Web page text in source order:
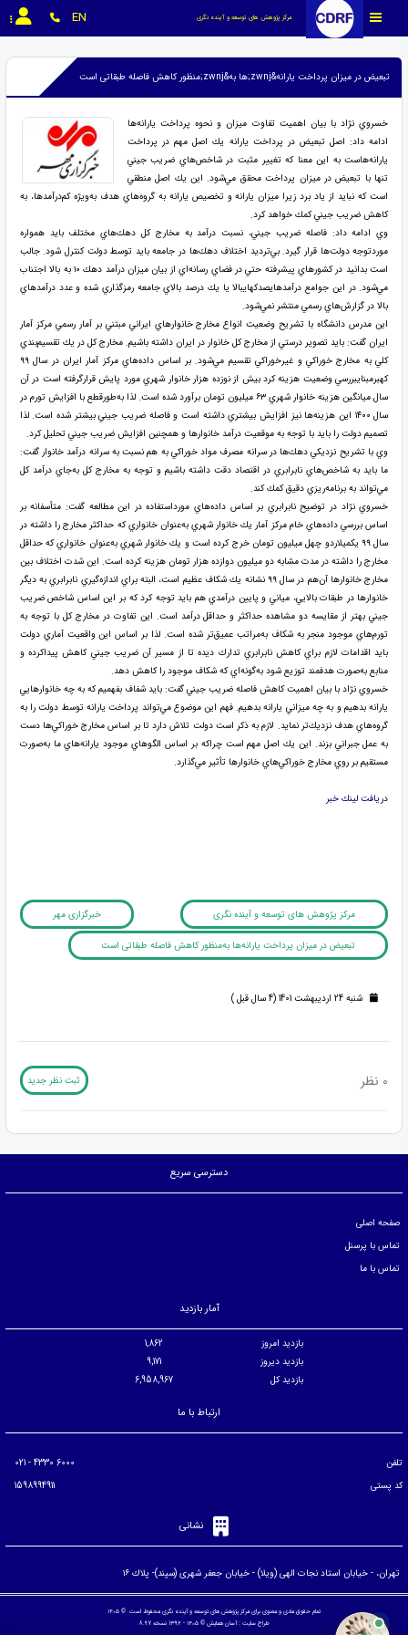
مرکز پژوهش های توسعه و آینده نگری EN
تبعیض در میزان پرداخت یارانه&zwnj;ها به&zwnj;منظور کاهش فاصله طبقاتی است
خسروي نژاد با بيان اهميت تفاوت ميزان و نحوه پرداخت يارانه‌ها
ادامه داد: اصل تبعيض در پرداخت يارانه يك اصل مهم در پرداخت
يارانه‌هاست به اين معنا كه تغيير مثبت در شاخص‌هاي ضريب جيني
تنها با تبعيض در ميزان پرداخت محقق مي‌شود. اين يك اصل منطقي
است كه نبايد از ياد برد زيرا ميزان يارانه و تخصيص يارانه به گروه‌هاي هدف به‌ويژه كم‌درآمدها، به
كاهش ضريب جيني كمك خواهد كرد.
وي ادامه داد: فاصله ضريب جيني، نسبت درآمد به مخارج كل دهك‌هاي مختلف بايد همواره
موردتوجه دولت‌ها قرار گيرد. بي‌ترديد اختلاف دهك‌ها در جامعه بايد توسط دولت كنترل شود. جالب
است بدانيد در كشورهاي پيشرفته حتي در فضاي رسانه‌اي از بيان ميزان درآمد دهك ۱۰ به بالا اجتناب
مي‌شود. در اين جوامع درآمدهايصدكهايبالا يا يك درصد بالاي جامعه رمزگذاري شده و عدد درآمدهاي
بالا در گزارش‌هاي رسمي منتشر نمي‌شود.
اين مدرس دانشگاه با تشريح وضعيت انواع مخارج خانوارهاي ايراني مبتني بر آمار رسمي مركز آمار
ايران گفت: بايد تصوير درستي از مخارج كل خانوار در ايران داشته باشيم. مخارج كل در يك تقسيم‌بندي
كلي به مخارج خوراكي و غيرخوراكي تقسيم مي‌شود. بر اساس داده‌هاي مركز آمار ايران در سال ۹۹
كهبرمبنايبررسي وضعيت هزينه كرد بيش از نوزده هزار خانوار شهري مورد پايش قرارگرفته است در آن
سال ميانگين هزينه خانوار شهري ۶۳ ميليون تومان برآورد شده است. لذا به‌طورقطع با افزايش تورم در
سال ۱۴۰۰ اين هزينه‌ها نيز افزايش بيشتري داشته است و فاصله ضريب جيني بيشتر شده است. لذا
تصميم دولت را بايد با توجه به موقعيت درآمد خانوارها و همچنين افزايش ضريب جيني تحليل كرد.
وي با تشريح نزديكي دهك‌ها در سرانه مصرف مواد خوراكي به هم نسبت به سرانه درآمد خانوار گفت:
ما بايد به شاخص‌هاي نابرابري در اقتصاد دقت داشته باشيم و توجه به مخارج كل به‌جاي درآمد كل
مي‌تواند به برنامه‌ريزي دقيق كمك كند.
خسروي نژاد در توضيح نابرابري بر اساس داده‌هاي مورداستفاده در اين مطالعه گفت: متأسفانه بر
اساس بررسي داده‌هاي خام مركز آمار يك خانوار شهري به‌عنوان خانواري كه حداكثر مخارج را داشته در
سال ۹۹ يكميلاردو چهل ميليون تومان خرج كرده است و يك خانوار شهري به‌عنوان خانواري كه حداقل
مخارج را داشته در مدت مشابه دو ميليون دوازده هزار تومان هزينه كرده است. اين شدت اختلاف بين
مخارج خانوارها آن‌هم در سال ۹۹ نشانه يك شكاف عظيم است، البته براي اندازه‌گيري نابرابري به ديگر
خانوارها در طبقات بالايي، مياني و پايين درآمدي هم بايد توجه كرد كه بر اين اساس شاخص ضريب
جيني بهتر از مقايسه دو مشاهده حداكثر و حداقل درآمد است. اين تفاوت در مخارج كل با توجه به
تورم‌هاي موجود منجر به شكاف به‌مراتب عميق‌تر شده است. لذا بر اساس اين واقعيت آماري دولت
بايد اقدامات لازم براي كاهش نابرابري تدارك ديده تا از مسير آن ضريب جيني كاهش پيداكرده و
منابع به‌صورت هدفمند توزيع شود به‌گونه‌اي كه شكاف موجود را كاهش دهد.
خسروي نژاد با بيان اهميت كاهش فاصله ضريب جيني گفت: بايد شفاف بفهميم كه به چه خانوارهايي
يارانه بدهيم و به چه ميزاني يارانه بدهيم. فهم اين موضوع مي‌تواند پرداخت يارانه توسط دولت را به
گروه‌هاي هدف نزديك‌تر نمايد. لازم به ذكر است دولت تلاش دارد تا بر اساس مخارج خوراكي‌ها دست
به عمل جبراني بزند. اين يك اصل مهم است چراكه بر اساس الگوهاي موجود يارانه‌هاي ما به‌صورت
مستقيم بر روي مخارج خوراكي‌هاي خانوارها تأثير مي‌گذارد.
دريافت لينك خبر
مرکز پژوهش های توسعه و آینده نگری خبرگزاری مهر
تبعیض در میزان پرداخت یارانه‌ها به‌منظور کاهش فاصله طبقاتی است
شنبه 24 اردیبهشت 1401 (4 سال قبل )
0 نظر ثبت نظر جدید
دسترسی سریع
صفحه اصلی
تماس با پرسنل
تماس با ما
آمار بازدید
بازدید امروز
1,862
بازدید دیروز
9,171
بازدید کل
6,958,967
ارتباط با ما
تلفن
کد پستی
نشانی
تهران، - خيابان استاد نجات الهی (ويلا) - خيابان جعفر شهری (سپند)- پلاك ۱۶
تمام حقوق مادی و معنوی برای مرکز پژوهش های توسعه و آینده نگری محفوظ است. © ۱۴۰۵
طراح سایت :آسان همایش © ۱۴۰۵ - 1392 نسخه 8.97